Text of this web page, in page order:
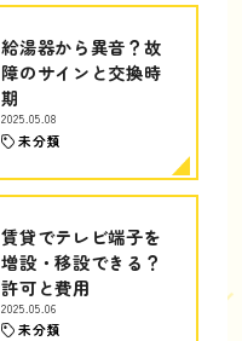
給湯器から異音？故
障のサインと交換時
期
2025.05.08
未分類
賃貸でテレビ端子を
増設・移設できる？
許可と費用
2025.05.06
未分類